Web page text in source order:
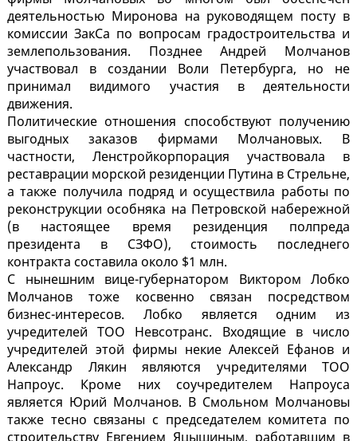
деятельностью Миронова на руководящем посту в
комиссии ЗакСа по вопросам градостроительства и
землепользования. Позднее Андрей Молчанов
участвовал в создании Воли Петербурга, но не
принимал видимого участия в деятельности
движения.
Политические отношения способствуют получению
выгодных заказов фирмами Молчановых. В
частности, Ленстройкорпорация участвовала в
реставрации морской резиденции Путина в Стрельне,
а также получила подряд и осуществила работы по
реконструкции особняка на Петровской набережной
(в настоящее время резиденция полпреда
президента в СЗФО), стоимость последнего
контракта составила около $1 млн.
С нынешним вице-губернатором Виктором Лобко
Молчанов тоже косвенно связан посредством
бизнес-интересов. Лобко является одним из
учредителей ТОО Невсотранс. Входящие в число
учредителей этой фирмы некие Алексей Ефанов и
Александр Лякин являются учредителями ТОО
Напроус. Кроме них соучредителем Напроуса
является Юрий Молчанов. В Смольном Молчановы
также тесно связаны с председателем комитета по
строительству Евгением Яцышиным, работавшим в